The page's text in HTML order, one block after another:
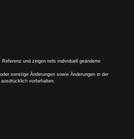
und zeigen teils individuell geänderte
sonstige Änderungen sowie Änderungen in der
vorbehalten.